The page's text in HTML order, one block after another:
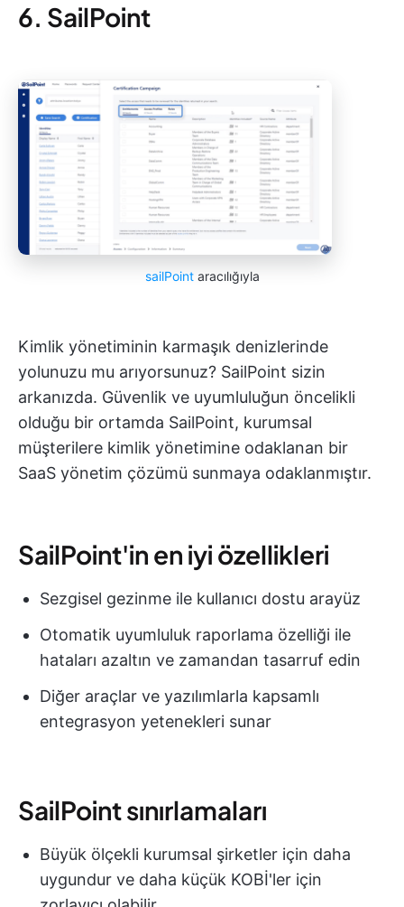
6. SailPoint
sailPointaracılığıyla
Kimlik yönetiminin karmaşık denizlerinde
yolunuzu mu arıyorsunuz? SailPoint sizin
arkanızda. Güvenlik ve uyumluluğun öncelikli
olduğu bir ortamda SailPoint, kurumsal
müşterilere kimlik yönetimine odaklanan bir
SaaS yönetim çözümü sunmaya odaklanmıştır.
SailPoint'in en iyi özellikleri
Sezgisel gezinme ile kullanıcı dostu arayüz
Otomatik uyumluluk raporlama özelliği ile
hataları azaltın ve zamandan tasarruf edin
Diğer araçlar ve yazılımlarla kapsamlı
entegrasyon yetenekleri sunar
SailPoint sınırlamaları
Büyük ölçekli kurumsal şirketler için daha
uygundur ve daha küçük KOBİ'ler için